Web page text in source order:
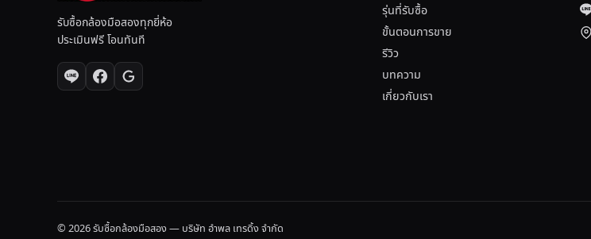
รับซื้อกล้องมือสองทุกยี่ห้อ
ประเมินฟรี โอนทันที
รุ่นที่รับซื้อ
ขั้นตอนการขาย
รีวิว
บทความ
เกี่ยวกับเรา
© 2026 รับซื้อกล้องมือสอง — บริษัท อำพล เทรดิ้ง จำกัด